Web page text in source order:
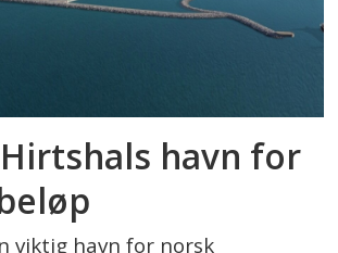
havn for
viktig havn for norsk